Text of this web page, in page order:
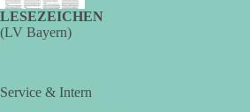
LESEZEICHEN
(LV Bayern)
Service & Intern